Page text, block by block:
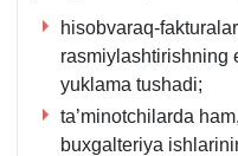
hisobvaraq-
rasmiylashtirishning
yuklama tushadi;
ta’minotchilarda
buхgalteriya